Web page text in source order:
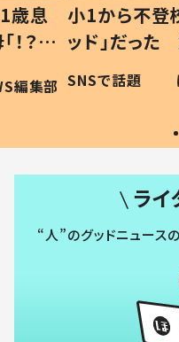
歳息
？」
編集部
小1から不登
ッド」だっ
作り続ける
#令和の子
SNSで話題
ライ
“人”のグッドニュース